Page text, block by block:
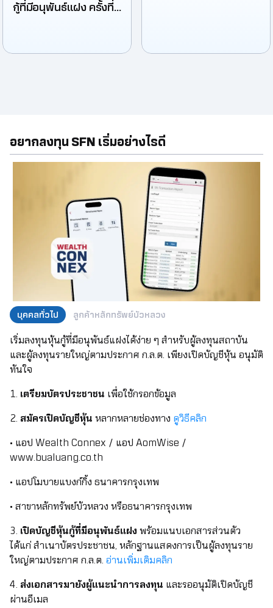
กู้ที่มีอนุพันธ์แฝง ครั้งที่
อยากลงทุน SFN เริ่มอย่างไรดี
บุคคลทั่วไป ลูกค้าหลักทรัพย์บัวหลวง
เริ่มลงทุนหุ้นกู้ที่มีอนุพันธ์แฝงได้ง่าย ๆ สำหรับผู้ลงทุนสถาบัน
และผู้ลงทุนรายใหญ่ตามประกาศ ก.ล.ต. เพียงเปิดบัญชีหุ้น อนุมัติ
ทันใจ
1. เตรียมบัตรประชาชน เพื่อใช้กรอกข้อมูล
2. สมัครเปิดบัญชีหุ้นหลากหลายช่องทาง ดูวิธีคลิก
• แอป Wealth Connex / แอป AomWise /
www.bualuang.co.th
• แอปโมบายแบงก์กิ้ง ธนาคารกรุงเทพ
• สาขาหลักทรัพย์บัวหลวง หรือธนาคารกรุงเทพ
3. เปิดบัญชีหุ้นกู้ที่มีอนุพันธ์แฝงพร้อมแนบเอกสารส่วนตัว
ได้แก่ สำเนาบัตรประชาชน, หลักฐานแสดงการเป็นผู้ลงทุนราย
ใหญ่ตามประกาศ ก.ล.ต.อ่านเพิ่มเติมคลิก
4. ส่งเอกสารมายังผู้แนะนำการลงทุน และรออนุมัติเปิดบัญชี
ผ่านอีเมล